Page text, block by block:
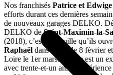
Nos franchisés Patrice et
efforts durant ces dernières
de nouveaux garages DELKO.
DELKO deSaint-Maximin-la-
(2018), c’est en famille qu’ils
Raphaël dans le Var le 8 février et
Loire le 1er mars. Patrice est un
avec trente-et-un ans